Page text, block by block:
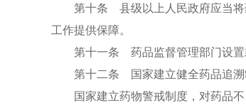
第十条 县级以上人民政府应当将药
工作提供保障。
第十一条 药品监督管理部门设置或
第十二条 国家建立健全药品追溯制
国家建立药物警戒制度，对药品不